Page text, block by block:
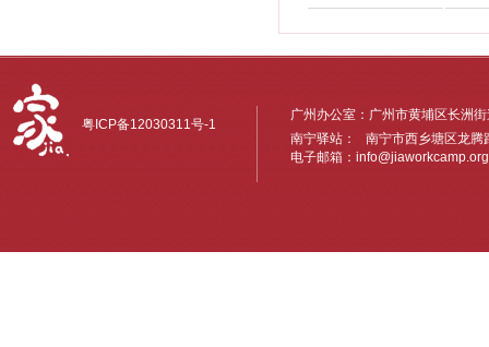
粤ICP备12030311号-1
广州办公室：广州市黄埔区长洲
南宁驿站： 南宁市西乡塘区龙
电子邮箱： info@jiaworkcamp.org